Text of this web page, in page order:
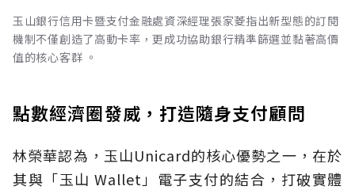
玉山銀行信用卡暨支付金融處資深經理張家菱指出新型態的訂閱
機制不僅創造了高動卡率，更成功協助銀行精準篩選並黏著高價
值的核心客群 。
點數經濟圈發威，打造隨身支付顧問
林榮華認為，玉山Unicard的核心優勢之一，在於
其與「玉山 Wallet」電子支付的結合，打破實體